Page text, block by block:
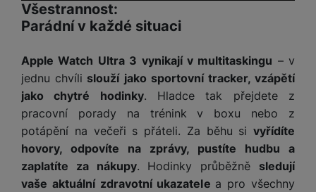
Všestrannost:
Parádní v každé situaci
Apple Watch Ultra 3 vynikají v multitaskingu – v
jednu chvíli slouží jako sportovní tracker, vzápětí
jako chytré hodinky. Hladce tak přejdete z
pracovní porady na trénink v boxu nebo z
potápění na večeři s přáteli. Za běhu si vyřídíte
hovory, odpovíte na zprávy, pustíte hudbu a
zaplatíte za nákupy. Hodinky průběžně sledují
vaše aktuální zdravotní ukazatele a pro všechny